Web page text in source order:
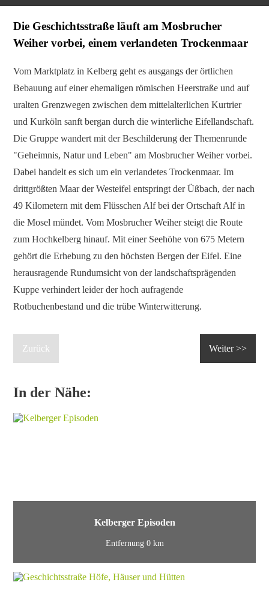
Die Geschichtsstraße läuft am Mosbrucher
Weiher vorbei, einem verlandeten Trockenmaar
Vom Marktplatz in Kelberg geht es ausgangs der örtlichen
Bebauung auf einer ehemaligen römischen Heerstraße und auf
uralten Grenzwegen zwischen dem mittelalterlichen Kurtrier
und Kurköln sanft bergan durch die winterliche Eifellandschaft.
Die Gruppe wandert mit der Beschilderung der Themenrunde
"Geheimnis, Natur und Leben" am Mosbrucher Weiher vorbei.
Dabei handelt es sich um ein verlandetes Trockenmaar. Im
drittgrößten Maar der Westeifel entspringt der Üßbach, der nach
49 Kilometern mit dem Flüsschen Alf bei der Ortschaft Alf in
die Mosel mündet. Vom Mosbrucher Weiher steigt die Route
zum Hochkelberg hinauf. Mit einer Seehöhe von 675 Metern
gehört die Erhebung zu den höchsten Bergen der Eifel. Eine
herausragende Rundumsicht von der landschaftsprägenden
Kuppe verhindert leider der hoch aufragende
Rotbuchenbestand und die trübe Winterwitterung.
Zurück Weiter >>
In der Nähe:
Kelberger Episoden
Entfernung 0 km